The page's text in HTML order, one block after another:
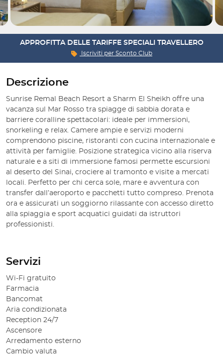
APPROFITTA DELLE TARIFFE SPECIALI TRAVELLERO
Iscriviti per Sconto Club
Descrizione
Sunrise Remal Beach Resort a Sharm El Sheikh offre una
vacanza sul Mar Rosso tra spiagge di sabbia dorata e
barriere coralline spettacolari: ideale per immersioni,
snorkeling e relax. Camere ampie e servizi moderni
comprendono piscine, ristoranti con cucina internazionale e
attività per famiglie. Posizione strategica vicino alla riserva
naturale e a siti di immersione famosi permette escursioni
al deserto del Sinai, crociere al tramonto e visite a mercati
locali. Perfetto per chi cerca sole, mare e avventura con
transfer dall’aeroporto e pacchetti tutto compreso. Prenota
ora e assicurati un soggiorno rilassante con accesso diretto
alla spiaggia e sport acquatici guidati da istruttori
professionisti.
Servizi
Wi-Fi gratuito
Farmacia
Bancomat
Aria condizionata
Reception 24/7
Ascensore
Arredamento esterno
Cambio valuta